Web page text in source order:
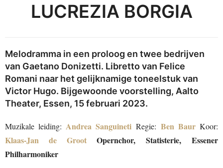
LUCREZIA BORGIA
Melodramma in een proloog en twee bedrijven
van Gaetano Donizetti. Libretto van Felice
Romani naar het gelijknamige toneelstuk van
Victor Hugo. Bijgewoonde voorstelling, Aalto
Theater, Essen, 15 februari 2023.
Muzikale leiding: Andrea Sanguineti Regie: Ben BaurKoor:
Klaas-Jan de Groot Opernchor, Statisterie, Essener
Philharmoniker